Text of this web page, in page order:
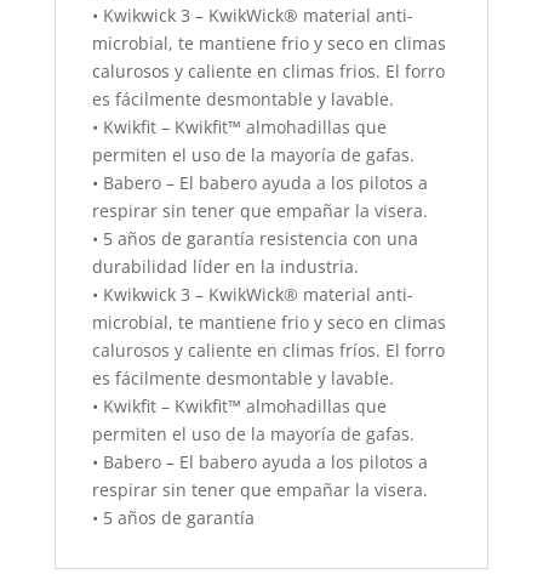
• Kwikwick 3 – KwikWick® material anti-
microbial, te mantiene frio y seco en climas
calurosos y caliente en climas frios. El forro
es fácilmente desmontable y lavable.
• Kwikfit – Kwikfit™ almohadillas que
permiten el uso de la mayoría de gafas.
• Babero – El babero ayuda a los pilotos a
respirar sin tener que empañar la visera.
• 5 años de garantía resistencia con una
durabilidad líder en la industria.
• Kwikwick 3 – KwikWick® material anti-
microbial, te mantiene frio y seco en climas
calurosos y caliente en climas fríos. El forro
es fácilmente desmontable y lavable.
• Kwikfit – Kwikfit™ almohadillas que
permiten el uso de la mayoría de gafas.
• Babero – El babero ayuda a los pilotos a
respirar sin tener que empañar la visera.
• 5 años de garantía